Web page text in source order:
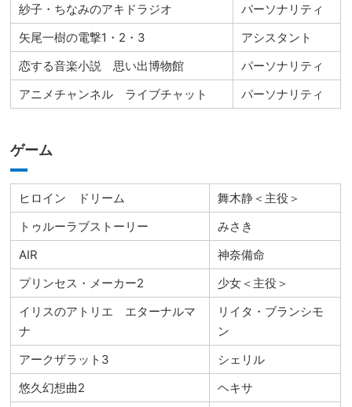
紗子・ちなみのアキドラジオ
パーソナリティ
矢尾一樹の電撃1・2・3
アシスタント
恋する音楽小説 思い出博物館
パーソナリティ
アニメチャンネル ライブチャット
パーソナリティ
ゲーム
ヒロイン ドリーム
舞木静＜主役＞
トゥルーラブストーリー
みさき
AIR
神奈備命
プリンセス・メーカー2
少女＜主役＞
イリスのアトリエ エターナルマ
ナ
リイタ・ブランシモ
ン
アークザラット3
シェリル
悠久幻想曲2
ヘキサ